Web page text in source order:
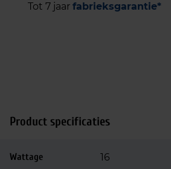
Tot 7 jaar fabrieksgarantie*
Product specificaties
Wattage 16